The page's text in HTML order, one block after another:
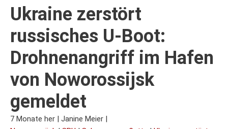
Ukraine zerstört
russisches U-Boot:
Drohnenangriff im Hafen
von Noworossijsk
gemeldet
7 Monate her | Janine Meier |